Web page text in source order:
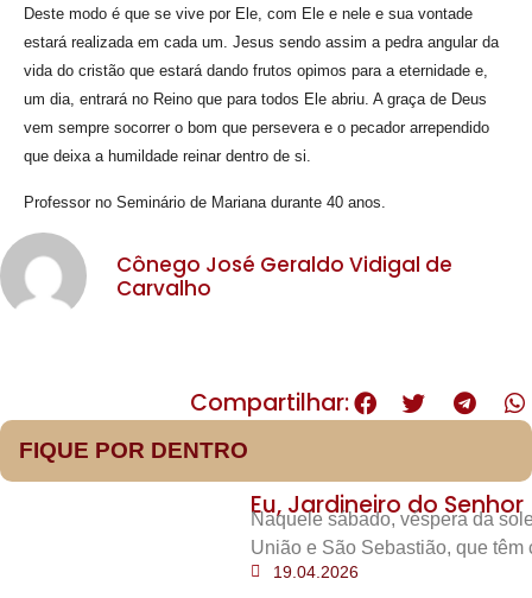
Deste modo é que se vive por Ele, com Ele e nele e sua vontade
estará realizada em cada um. Jesus sendo assim a pedra angular da
vida do cristão que estará dando frutos opimos para a eternidade e,
um dia, entrará no Reino que para todos Ele abriu. A graça de Deus
vem sempre socorrer o bom que persevera e o pecador arrependido
que deixa a humildade reinar dentro de si.
Professor no Seminário de Mariana durante 40 anos.
Cônego José Geraldo Vidigal de
Carvalho
Compartilhar:
FIQUE POR DENTRO
Eu, Jardineiro do Senhor
Naquele sábado, véspera da
União e São Sebastião, que têm
19.04.2026